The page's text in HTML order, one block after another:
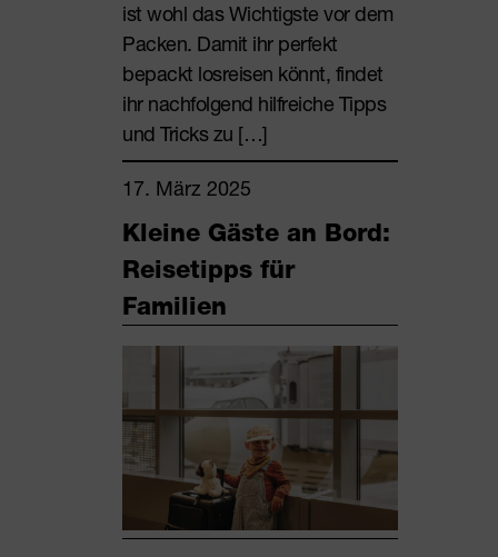
ist wohl das Wichtigste vor dem
Packen. Damit ihr perfekt
bepackt losreisen könnt, findet
ihr nachfolgend hilfreiche Tipps
und Tricks zu […]
17. März 2025
Kleine Gäste an Bord:
Reisetipps für
Familien